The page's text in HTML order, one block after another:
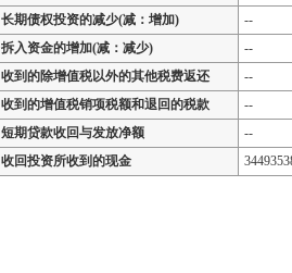
长期债权投资的减少(减：增加)
--
拆入资金的增加(减：减少)
--
收到的除增值税以外的其他税费返还
--
收到的增值税销项税额和退回的税款
--
短期贷款收回与发放净额
--
收回投资所收到的现金